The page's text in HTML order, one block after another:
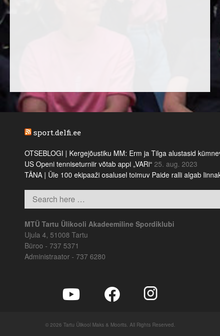
sport.delfi.ee
OTSEBLOGI | Kergejõustiku MM: Erm ja Tilga alustasid
US Openi tenniseturniir võtab appi „VARi“ 25. aug. 2023
TÄNA | Üle 100 ekipaaži osalusel toimuv Paide ralli algab
MTÜ Tartu Ülikooli Akadeemiline Spordiklubi
Ujula 4, 51008 Tartu
Büroo - 737 5371
Administraator - 737 6280
© 2026 Tartu Ülikool Maks & Moorits. All Rights Reserved.